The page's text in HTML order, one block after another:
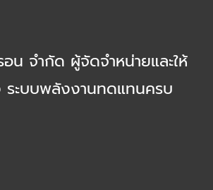
น จำกัด ผู้จัดจำหน่ายและให้
ระบบพลังงานทดแทนครบ